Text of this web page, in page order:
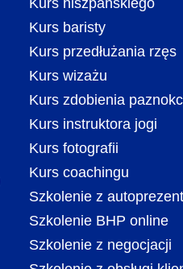
Kurs baristy
Kurs przedłużania rzęs
Kurs wizażu
Kurs zdobienia
Kurs instruktora jogi
Kurs fotografii
Kurs coachingu
Szkolenie z
Szkolenie BHP online
Szkolenie z negocjacji